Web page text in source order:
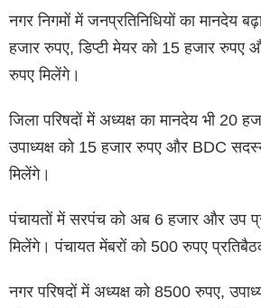
नगर निगमों में जनप्रतिनिधियों का मानदेय
हजार रुपए, डिप्टी मेयर को 15 हजार रुपए
रुपए मिलेंगे।
जिला परिषदों में अध्यक्ष का मानदेय भी 20
उपाध्यक्ष को 15 हजार रुपए और BDC
मिलेंगे।
पंचायतों में सरपंच को अब 6 हजार और उप
मिलेंगे। पंचायत मेंबरों को 500 रुपए
नगर परिषदों में अध्यक्ष को 8500 रुपए,